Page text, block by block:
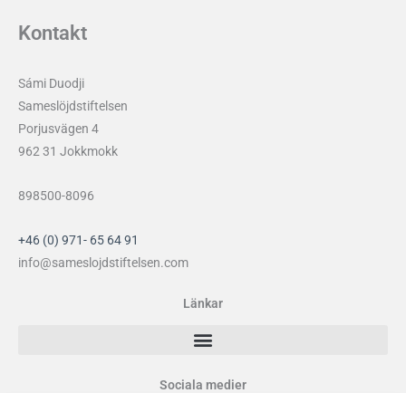
Kontakt
Sámi Duodji
Sameslöjdstiftelsen
Porjusvägen 4
962 31 Jokkmokk
898500-8096
+46 (0) 971- 65 64 91
info@sameslojdstiftelsen.com
Länkar
Sociala medier